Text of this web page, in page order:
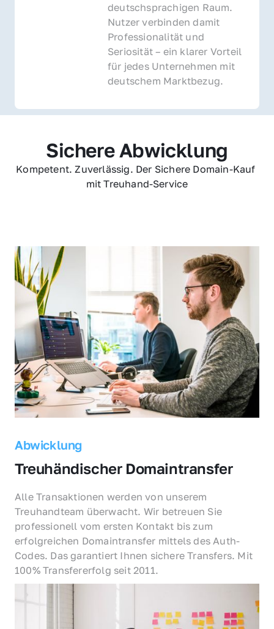
deutschsprachigen Raum.
Nutzer verbinden damit
Professionalität und
Seriosität – ein klarer Vorteil
für jedes Unternehmen mit
deutschem Marktbezug.
Sichere Abwicklung
Kompetent. Zuverlässig. Der Sichere Domain-Kauf
mit Treuhand-Service
Abwicklung
Treuhändischer Domaintransfer
Alle Transaktionen werden von unserem
Treuhandteam überwacht. Wir betreuen Sie
professionell vom ersten Kontakt bis zum
erfolgreichen Domaintransfer mittels des Auth-
Codes. Das garantiert Ihnen sichere Transfers. Mit
100% Transfererfolg seit 2011.